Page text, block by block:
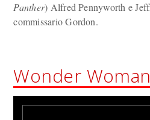
Panther) Alfred Pennyworth e
commissario Gordon.
Wonder